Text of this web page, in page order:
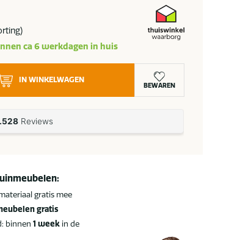
ca 6 werkdagen in huis
IN WINKELWAGEN
BEWAREN
gratis mee
gratis
binnen1 week in de